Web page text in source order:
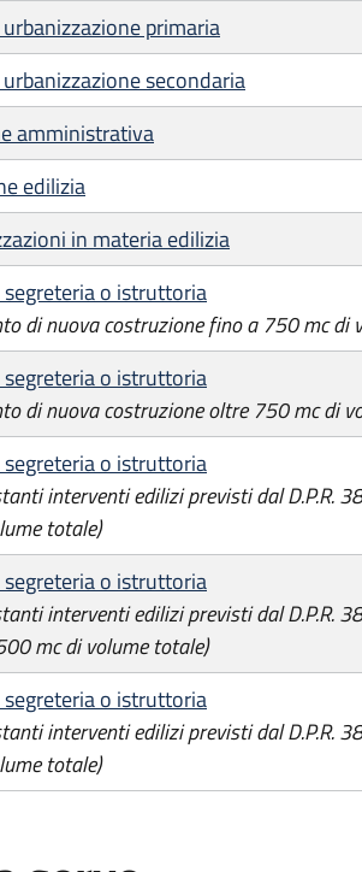
primaria
secondaria
amministrativa
edilizia
in materia edilizia
o istruttoria
di nuova costruzione fino a 750 mc di
o istruttoria
di nuova costruzione oltre 750 mc di
o istruttoria
interventi edilizi previsti dal D.P.R.
totale)
o istruttoria
interventi edilizi previsti dal D.P.R.
mc di volume totale)
o istruttoria
interventi edilizi previsti dal D.P.R.
totale)